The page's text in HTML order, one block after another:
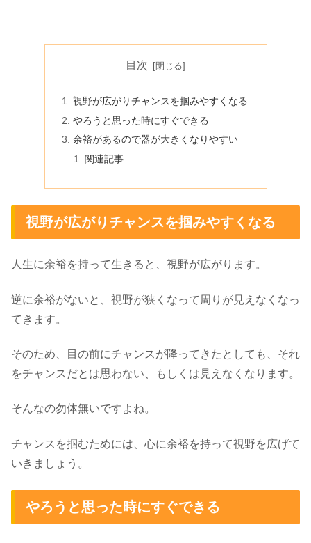
目次
視野が広がりチャンスを掴みやすくなる
やろうと思った時にすぐできる
余裕があるので器が大きくなりやすい
関連記事
視野が広がりチャンスを掴みやすくなる
人生に余裕を持って生きると、視野が広がります。
逆に余裕がないと、視野が狭くなって周りが見えなくなっ
てきます。
そのため、目の前にチャンスが降ってきたとしても、それ
をチャンスだとは思わない、もしくは見えなくなります。
そんなの勿体無いですよね。
チャンスを掴むためには、心に余裕を持って視野を広げて
いきましょう。
やろうと思った時にすぐできる